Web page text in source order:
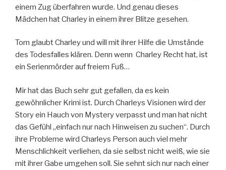
einem Zug überfahren wurde. Und genau dieses
Mädchen hat Charley in einem ihrer Blitze gesehen.
Tom glaubt Charley und will mit ihrer Hilfe die Umstände
des Todesfalles klären. Denn wenn Charley Recht hat, ist
ein Serienmörder auf freiem Fuß…
Mir hat das Buch sehr gut gefallen, da es kein
gewöhnlicher Krimi ist. Durch Charleys Visionen wird der
Story ein Hauch von Mystery verpasst und man hat nicht
das Gefühl „einfach nur nach Hinweisen zu suchen“. Durch
ihre Probleme wird Charleys Person auch viel mehr
Menschlichkeit verliehen, da sie selbst nicht weiß, wie sie
mit ihrer Gabe umgehen soll. Sie sehnt sich nur nach einer